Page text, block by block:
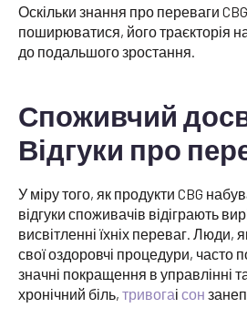
Оскільки знання про переваги
поширюватися, його траєкторія
до подальшого зростання.
Споживчий
Відгуки про
У міру того, як продукти CBG
відгуки споживачів відіграють
висвітленні їхніх переваг. Люди,
свої оздоровчі процедури, часто
значні покращення в управлінні
хронічний біль, тривогаі сон